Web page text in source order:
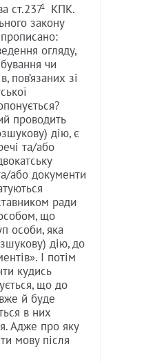
ст.2371
КПК.
закону
огляду,
чи
пов’язаних зі
проводить
дію, є
та/або
або документи
ради
що
особи, яка
дію, до
І потім
кудись
що до
й буде
в них
Адже про яку
мову після